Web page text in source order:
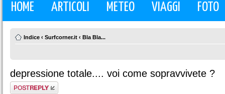
HOME ARTICOLI METEO VIAGGI FOTO
Indice ‹ Surfcorner.it ‹ Bla Bla...
depressione totale.... voi come sopravvivete ?
Rispondi al
messaggio